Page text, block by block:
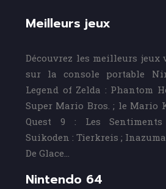
Meilleurs jeux
Découvrez les meilleurs jeux
sur la console portable
Legend of Zelda : Phantom
Super Mario Bros. ; le Mario
Quest 9 : Les
Suikoden : Tierkreis ;
De Glace…
Nintendo 64